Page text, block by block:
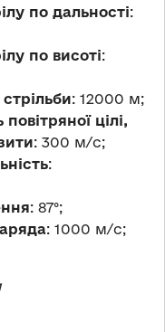
по дальності:
по висоті:
: 12000 м;
цілі,
: 300 м/с;
:
: 87°;
: 1000 м/с;